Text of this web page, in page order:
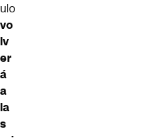
ulo
vo
lv
er
á
a
la
s